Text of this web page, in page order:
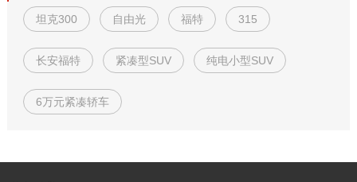
坦克300 自由光 福特 315
长安福特 紧凑型SUV 纯电小型SUV
6万元紧凑轿车